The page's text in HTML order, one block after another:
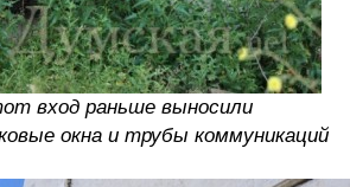
вход раньше выносили
окна и трубы коммуникаций